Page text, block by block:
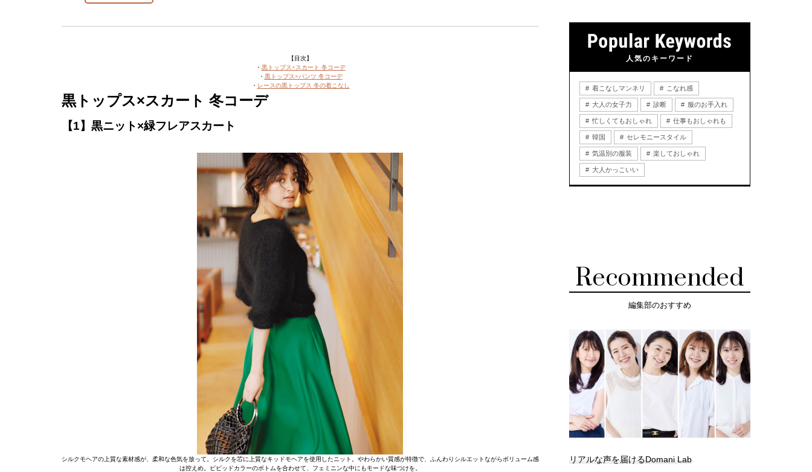
【目次】
・ 黒トップス×スカート 冬コーデ
・ 黒トップス×パンツ 冬コーデ
・ レースの黒トップス 冬の着こなし
黒トップス×スカート 冬コーデ
【1】黒ニット×緑フレアスカート
シルクモヘアの上質な素材感が、柔和な色気を放って。シルクを芯に上質なキッドモヘアを使用したニット。やわらかい質感が特徴で、ふんわりシルエットながらボリューム感
は控えめ。ビビッドカラーのボトムを合わせて、フェミニンな中にもモードな味つけを。
人気のキーワード
着こなしマンネリ こなれ感
大人の女子力 診断 服のお手入れ
忙しくてもおしゃれ 仕事もおしゃれも
韓国 セレモニースタイル
気温別の服装 楽しておしゃれ
大人かっこいい
Recommended
編集部のおすすめ
リアルな声を届けるDomani Lab